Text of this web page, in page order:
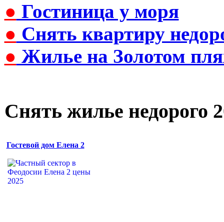
● Гостиница у моря
● Снять квартиру
● Жилье на Золотом
Снять жилье недорого
Гостевой дом Елена 2